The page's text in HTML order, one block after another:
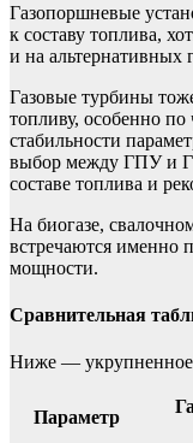
Газопоршневые
к составу топлива,
и на альтернативных
Газовые турбины
топливу, особенно
стабильности
выбор между ГПУ и
составе топлива и
На биогазе,
встречаются именно
мощности.
Сравнительная
Ниже — укрупненное
Параметр